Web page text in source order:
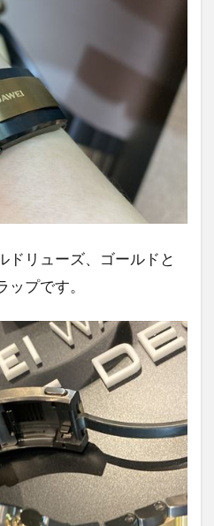
ドリューズ、ゴールドと
プです。